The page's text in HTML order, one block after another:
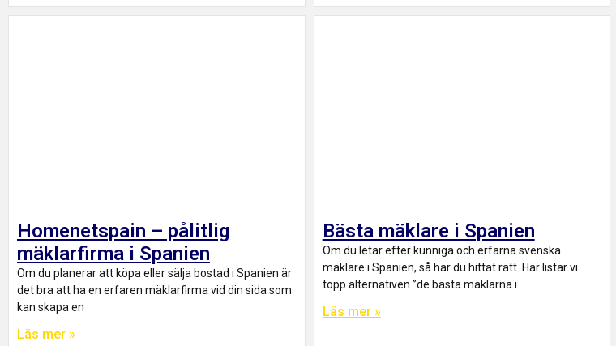
Homenetspain – pålitlig
mäklarfirma i Spanien
Om du planerar att köpa eller sälja bostad i Spanien är
det bra att ha en erfaren mäklarfirma vid din sida som
kan skapa en
Läs mer »
Bästa mäklare i Spanien
Om du letar efter kunniga och erfarna svenska
mäklare i Spanien, så har du hittat rätt. Här listar vi
topp alternativen ”de bästa mäklarna i
Läs mer »